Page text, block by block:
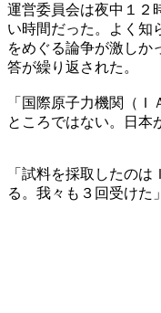
運営委員会は夜中１２
い時間だった。よく知
をめぐる論争が激しか
答が繰り返された。
「国際原子力機関（
ところではない。日本
「試料を採取したの
る。我々も３回受けた」